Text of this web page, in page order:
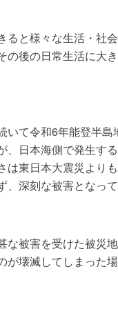
ると様々な生活・社
の後の日常生活に大
いて令和6年能登半島
、日本海側で発生す
は東日本大震災より
、深刻な被害となって
な被害を受けた被災
が壊滅してしまった